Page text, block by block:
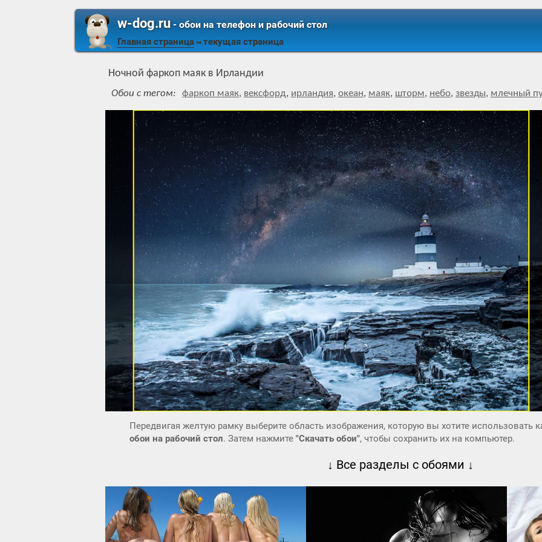
w-dog.ru- обои на телефон и рабочий стол
Главная страница ⇒ текущая страница
Ночной фаркоп маяк в Ирландии
Обои с тегом: фаркоп маяк, вексфорд, ирландия, океан, маяк, шторм, небо, звезды, млечный
Передвигая желтую рамку выберите область изображения, которую вы хотите использовать
обои на рабочий стол. Затем нажмите "Скачать обои", чтобы сохранить их на компьютер.
↓ Все разделы с обоями ↓